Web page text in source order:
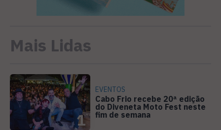
Mais Lidas
1
EVENTOS
Cabo Frio recebe 20ª edição
do Diveneta Moto Fest neste
fim de semana